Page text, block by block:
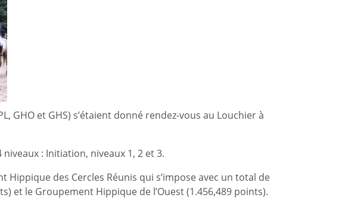
GHO et GHS) s’étaient donné rendez-vous au Louchier à
: Initiation, niveaux 1, 2 et 3.
des Cercles Réunis qui s’impose avec un total de
et le Groupement Hippique de l’Ouest (1.456,489 points).